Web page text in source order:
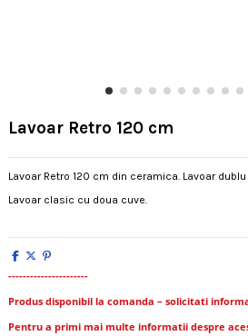
Lavoar Retro 120 cm
Lavoar Retro 120 cm din ceramica. Lavoar
Lavoar clasic cu doua cuve.
----------------------
Produs disponibil la comanda – solicitati
Pentru a primi mai multe informatii despre